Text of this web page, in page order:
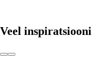
Veel inspiratsiooni